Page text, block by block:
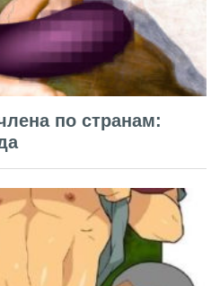
по странам: